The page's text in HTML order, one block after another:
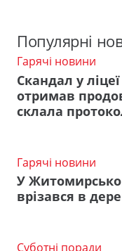
Популярні
Гарячі новини
Скандал у
отримав
склала
Гарячі новини
У
врізався в
Суботні поради